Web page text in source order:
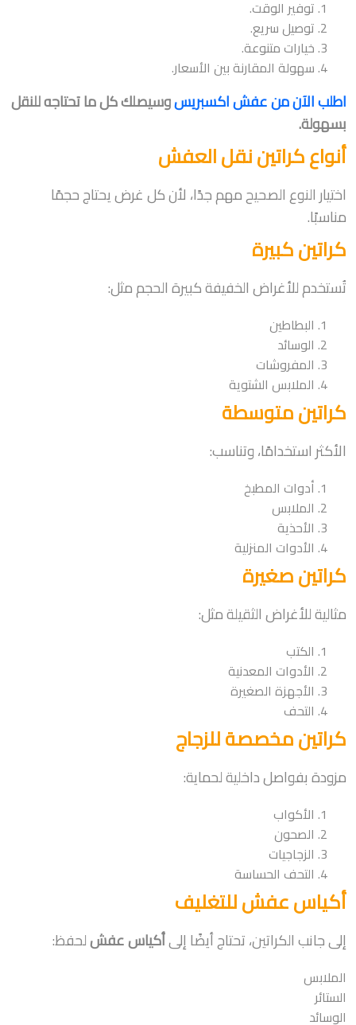
توفير الوقت.
توصيل سريع.
خيارات متنوعة.
سهولة المقارنة بين الأسعار.
اطلب الآن من عفش اكسبريسوسيصلك كل ما تحتاجه للنقل
بسهولة.
أنواع كراتين نقل العفش
اختيار النوع الصحيح مهم جدًا، لأن كل غرض يحتاج حجمًا
مناسبًا.
كراتين كبيرة
تُستخدم للأغراض الخفيفة كبيرة الحجم مثل:
البطاطين
الوسائد
المفروشات
الملابس الشتوية
كراتين متوسطة
الأكثر استخدامًا، وتناسب:
أدوات المطبخ
الملابس
الأحذية
الأدوات المنزلية
كراتين صغيرة
مثالية للأغراض الثقيلة مثل:
الكتب
الأدوات المعدنية
الأجهزة الصغيرة
التحف
كراتين مخصصة للزجاج
مزودة بفواصل داخلية لحماية:
الأكواب
الصحون
الزجاجيات
التحف الحساسة
أكياس عفش للتغليف
إلى جانب الكراتين، تحتاج أيضًا إلىأكياس عفشلحفظ:
الملابس
الستائر
الوسائد